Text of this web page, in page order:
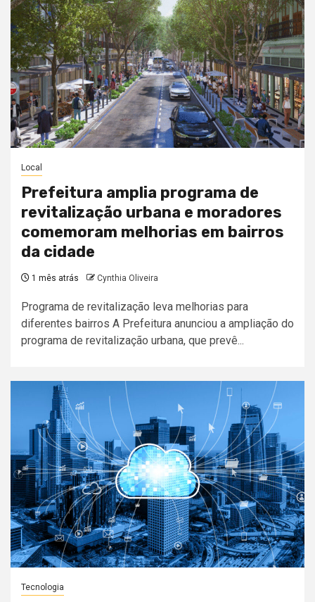
Local
Prefeitura amplia programa de
revitalização urbana e moradores
comemoram melhorias em bairros
da cidade
1 mês atrás Cynthia Oliveira
Programa de revitalização leva melhorias para
diferentes bairros A Prefeitura anunciou a ampliação do
programa de revitalização urbana, que prevê...
Tecnologia